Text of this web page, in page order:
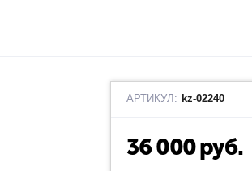
АРТИКУЛ: kz-02240
36 000руб.